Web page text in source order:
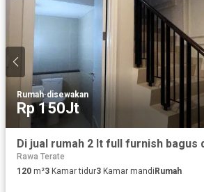
Rumah·disewakan
Rp 150Jt
Rawa Terate
120 m²3 Kamar tidur3 Kamar mandi Rumah